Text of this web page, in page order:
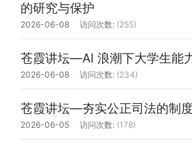
的研究与保护
2026-06-08 (255)
苍霞讲坛—AI 浪潮下大学生能
2026-06-08 (234)
苍霞讲坛—夯实公正司法的制
2026-06-05 (178)